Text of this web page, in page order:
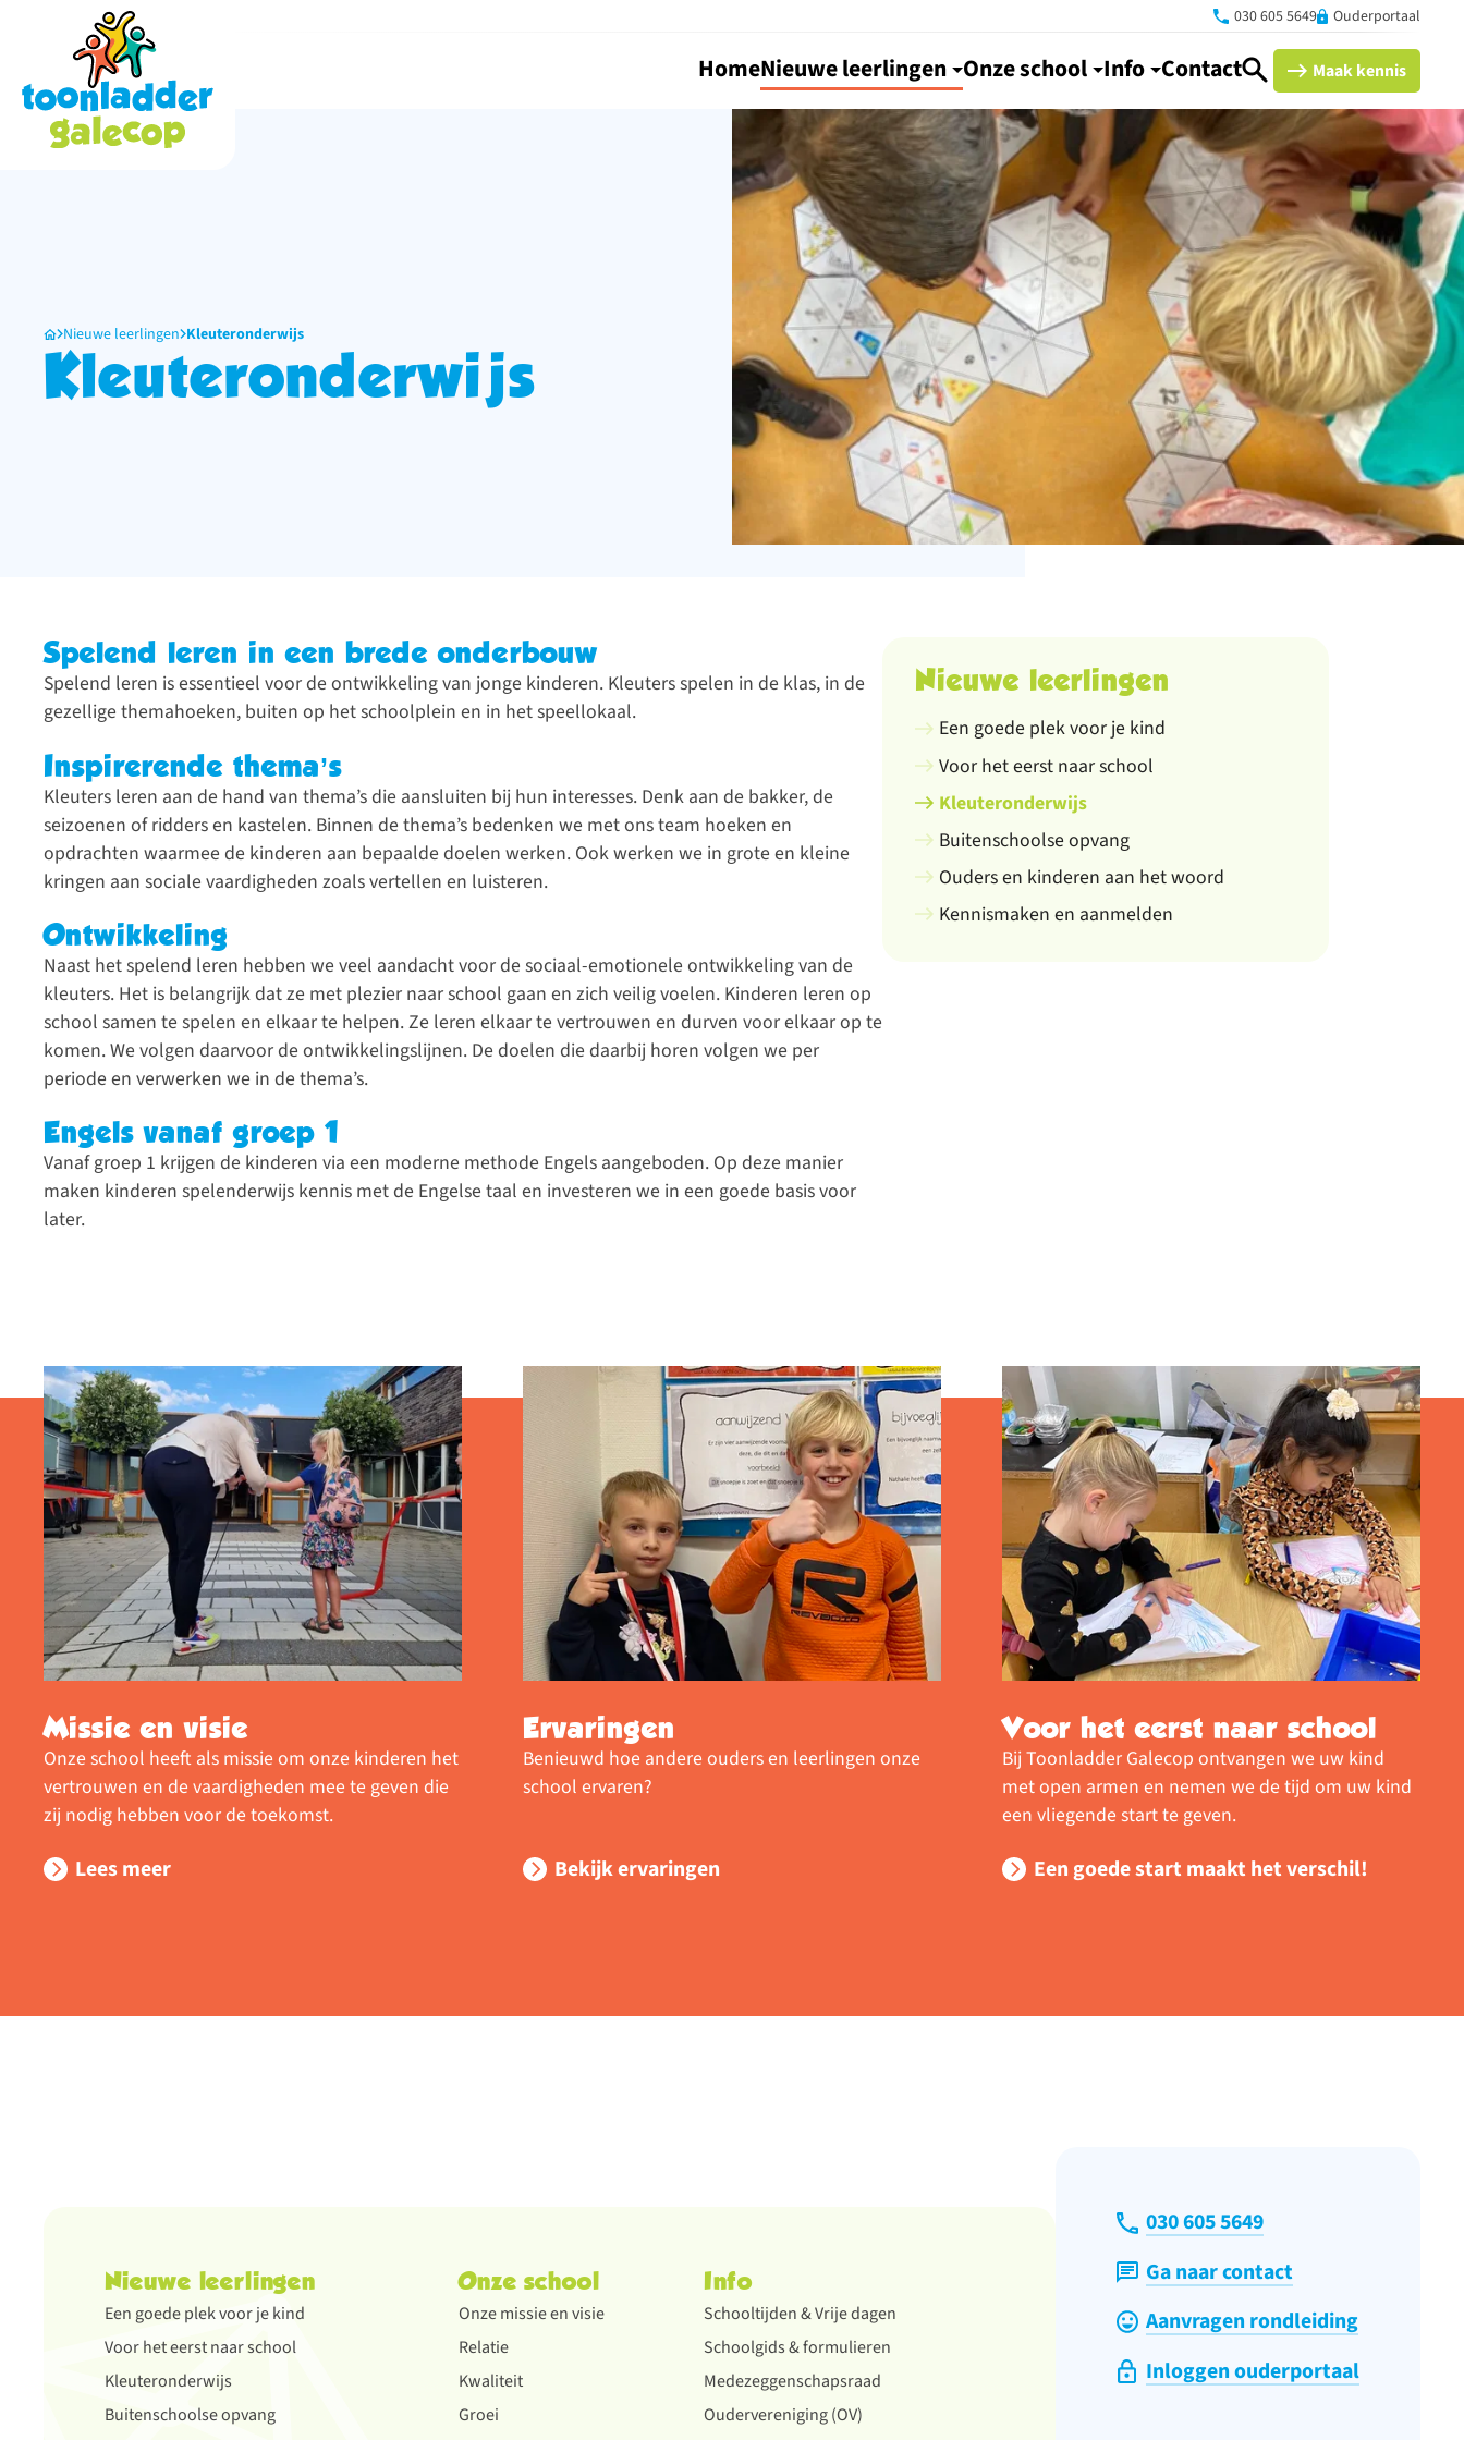
030 605 5649 Ouderportaal
HomeNieuwe leerlingen Onze school Info Contact Maak kennis
Nieuwe leerlingen Kleuteronderwijs
Kleuteronderwijs
Spelend leren in een brede onderbouw
Spelend leren is essentieel voor de ontwikkeling van jonge kinderen. Kleuters spelen in de klas, in de
gezellige themahoeken, buiten op het schoolplein en in het speellokaal.
Inspirerende thema’s
Kleuters leren aan de hand van thema’s die aansluiten bij hun interesses. Denk aan de bakker, de
seizoenen of ridders en kastelen. Binnen de thema’s bedenken we met ons team hoeken en
opdrachten waarmee de kinderen aan bepaalde doelen werken. Ook werken we in grote en kleine
kringen aan sociale vaardigheden zoals vertellen en luisteren.
Ontwikkeling
Naast het spelend leren hebben we veel aandacht voor de sociaal-emotionele ontwikkeling van de
kleuters. Het is belangrijk dat ze met plezier naar school gaan en zich veilig voelen. Kinderen leren op
school samen te spelen en elkaar te helpen. Ze leren elkaar te vertrouwen en durven voor elkaar op te
komen. We volgen daarvoor de ontwikkelingslijnen. De doelen die daarbij horen volgen we per
periode en verwerken we in de thema’s.
Engels vanaf groep 1
Vanaf groep 1 krijgen de kinderen via een moderne methode Engels aangeboden. Op deze manier
maken kinderen spelenderwijs kennis met de Engelse taal en investeren we in een goede basis voor
later.
Nieuwe leerlingen
Een goede plek voor je kind
Voor het eerst naar school
Kleuteronderwijs
Buitenschoolse opvang
Ouders en kinderen aan het woord
Kennismaken en aanmelden
Missie en visie
Onze school heeft als missie om onze kinderen het
vertrouwen en de vaardigheden mee te geven die
zij nodig hebben voor de toekomst.
Lees meer
Ervaringen
Benieuwd hoe andere ouders en leerlingen onze
school ervaren?
Bekijk ervaringen
Voor het eerst naar school
Bij Toonladder Galecop ontvangen we uw kind
met open armen en nemen we de tijd om uw kind
een vliegende start te geven.
Een goede start maakt het verschil!
Nieuwe leerlingen
Een goede plek voor je kind
Voor het eerst naar school
Kleuteronderwijs
Buitenschoolse opvang
Onze school
Onze missie en visie
Relatie
Kwaliteit
Groei
Info
Schooltijden & Vrije dagen
Schoolgids & formulieren
Medezeggenschapsraad
Oudervereniging (OV)
030 605 5649
Ga naar contact
Aanvragen rondleiding
Inloggen ouderportaal